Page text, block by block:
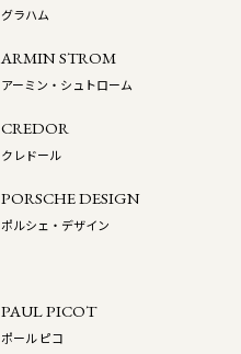
グラハム
ARMIN STROM
アーミン・シュトローム
CREDOR
クレドール
PORSCHE DESIGN
ポルシェ・デザイン
PAUL PICOT
ポール ピコ